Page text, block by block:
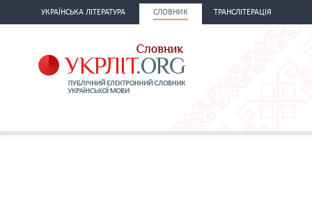
УКРАЇНСЬКА ЛІТЕРАТУРА СЛОВНИК ТРАНСЛІТЕРАЦІЯ